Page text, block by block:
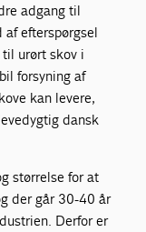
adgang til
efterspørgsel
urørt skov i
forsyning af
kan levere,
dansk
størrelse for at
der går 30-40 år
Derfor er